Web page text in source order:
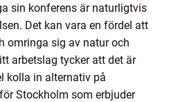
sin konferens är naturligtvis
Det kan vara en fördel att
omringa sig av natur och
arbetslag tycker att det är
kolla in alternativ på
Stockholm som erbjuder